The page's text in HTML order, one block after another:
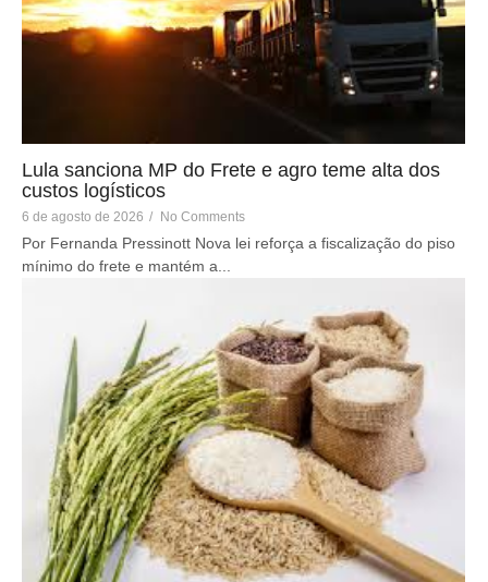
Lula sanciona MP do Frete e agro teme alta dos
custos logísticos
6 de agosto de 2026 / No Comments
Por Fernanda Pressinott Nova lei reforça a fiscalização do piso
mínimo do frete e mantém a...